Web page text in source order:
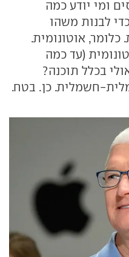
ומי יודע כמה
לבנות משהו
אוטונומית.
(עד כמה
בכלל תוכנה?
חשמלית. כן. בטח.